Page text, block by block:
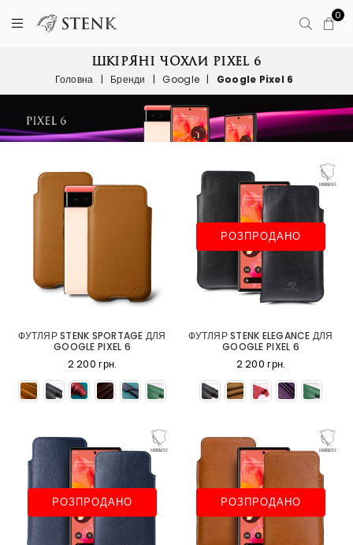
0
ШКІРЯНІ ЧОХЛИ PIXEL 6
Головна | Бренди | Google | Google Pixel 6
ФУТЛЯР STENK SPORTAGE ДЛЯ
GOOGLE PIXEL 6
2 200 грн.
РОЗПРОДАНО
ФУТЛЯР STENK ELEGANCE ДЛЯ
GOOGLE PIXEL 6
2 200 грн.
РОЗПРОДАНО РОЗПРОДАНО